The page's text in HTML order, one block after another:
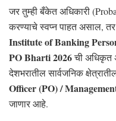
जर तुम्ही बँकेत अधिकारी
करण्याचे स्वप्न पाहत असाल,
Institute of Banking
PO Bharti 2026ची अधिकृत
देशभरातील सार्वजनिक
Officer (PO) /
जाणार आहे.